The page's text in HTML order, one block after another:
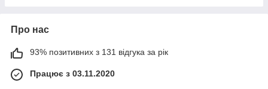
Про нас
93% позитивних з 131 відгука за рік
Працює з 03.11.2020